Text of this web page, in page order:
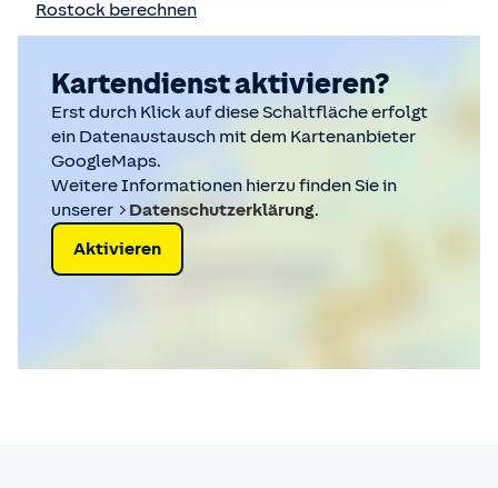
Rostock berechnen
Kartendienst aktivieren?
Erst durch Klick auf diese Schaltfläche erfolgt
ein Datenaustausch mit dem Kartenanbieter
GoogleMaps.
Weitere Informationen hierzu finden Sie in
unserer
Datenschutzerklärung.
Aktivieren